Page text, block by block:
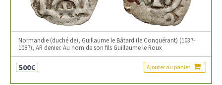
Normandie (duché de), Guillaume le Bâtard (le Conquérant) (1037-
1087), AR denier. Au nom de son fils Guillaume le Roux
500€ Ajouter au panier